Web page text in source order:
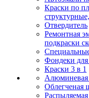
Краски по
Отвердитель
Ремонтная
подкраски
Фондеки для
Краски 3 в 1
Алюминевая
Облегченая